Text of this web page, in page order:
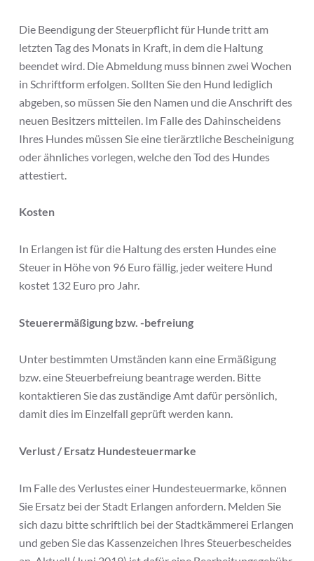
Die Beendigung der Steuerpflicht für Hunde tritt am
letzten Tag des Monats in Kraft, in dem die Haltung
beendet wird. Die Abmeldung muss binnen zwei Wochen
in Schriftform erfolgen. Sollten Sie den Hund lediglich
abgeben, so müssen Sie den Namen und die Anschrift des
neuen Besitzers mitteilen. Im Falle des Dahinscheidens
Ihres Hundes müssen Sie eine tierärztliche Bescheinigung
oder ähnliches vorlegen, welche den Tod des Hundes
attestiert.
Kosten
In Erlangen ist für die Haltung des ersten Hundes eine
Steuer in Höhe von 96 Euro fällig, jeder weitere Hund
kostet 132 Euro pro Jahr.
Steuerermäßigung bzw. -befreiung
Unter bestimmten Umständen kann eine Ermäßigung
bzw. eine Steuerbefreiung beantrage werden. Bitte
kontaktieren Sie das zuständige Amt dafür persönlich,
damit dies im Einzelfall geprüft werden kann.
Verlust / Ersatz Hundesteuermarke
Im Falle des Verlustes einer Hundesteuermarke, können
Sie Ersatz bei der Stadt Erlangen anfordern. Melden Sie
sich dazu bitte schriftlich bei der Stadtkämmerei Erlangen
und geben Sie das Kassenzeichen Ihres Steuerbescheides